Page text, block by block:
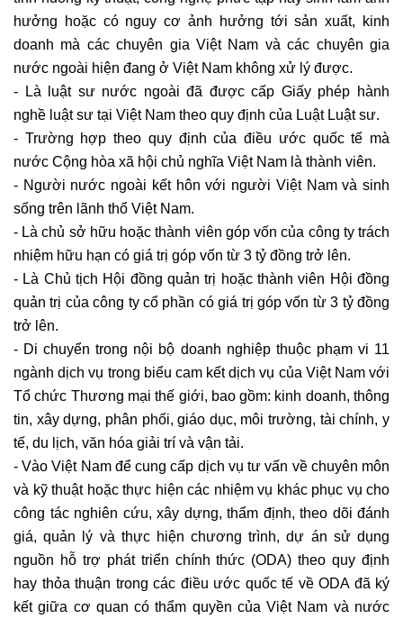
hưởng hoặc có nguy cơ ảnh hưởng tới sản xuất, kinh
doanh mà các chuyên gia Việt Nam và các chuyên gia
nước ngoài hiện đang ở Việt Nam không xử lý được.
- Là luật sư nước ngoài đã được cấp Giấy phép hành
nghề luật sư tại Việt Nam theo quy định của Luật Luật sư.
- Trường hợp theo quy định của điều ước quốc tế mà
nước Cộng hòa xã hội chủ nghĩa Việt Nam là thành viên.
- Người nước ngoài kết hôn với người Việt Nam và sinh
sống trên lãnh thổ Việt Nam.
- Là chủ sở hữu hoặc thành viên góp vốn của công ty trách
nhiệm hữu hạn có giá trị góp vốn từ 3 tỷ đồng trở lên.
- Là Chủ tịch Hội đồng quản trị hoặc thành viên Hội đồng
quản trị của công ty cổ phần có giá trị góp vốn từ 3 tỷ đồng
trở lên.
- Di chuyển trong nội bộ doanh nghiệp thuộc phạm vi 11
ngành dịch vụ trong biểu cam kết dịch vụ của Việt Nam với
Tổ chức Thương mại thế giới, bao gồm: kinh doanh, thông
tin, xây dựng, phân phối, giáo dục, môi trường, tài chính, y
tế, du lịch, văn hóa giải trí và vận tải.
- Vào Việt Nam để cung cấp dịch vụ tư vấn về chuyên môn
và kỹ thuật hoặc thực hiện các nhiệm vụ khác phục vụ cho
công tác nghiên cứu, xây dựng, thẩm định, theo dõi đánh
giá, quản lý và thực hiện chương trình, dự án sử dụng
nguồn hỗ trợ phát triển chính thức (ODA) theo quy định
hay thỏa thuận trong các điều ước quốc tế về ODA đã ký
kết giữa cơ quan có thẩm quyền của Việt Nam và nước